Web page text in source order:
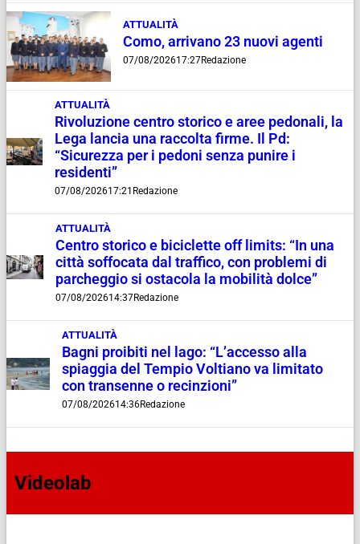
ATTUALITÀ
Como, arrivano 23 nuovi agenti
07/08/202617:27Redazione
ATTUALITÀ
Rivoluzione centro storico e aree pedonali, la
Lega lancia una raccolta firme. Il Pd:
“Sicurezza per i pedoni senza punire i
residenti”
07/08/202617:21 Redazione
ATTUALITÀ
Centro storico e biciclette off limits: “In una
città soffocata dal traffico, con problemi di
parcheggio si ostacola la mobilità dolce”
07/08/202614:37Redazione
ATTUALITÀ
Bagni proibiti nel lago: “L’accesso alla
spiaggia del Tempio Voltiano va limitato
con transenne o recinzioni”
07/08/202614:36Redazione
Videolab